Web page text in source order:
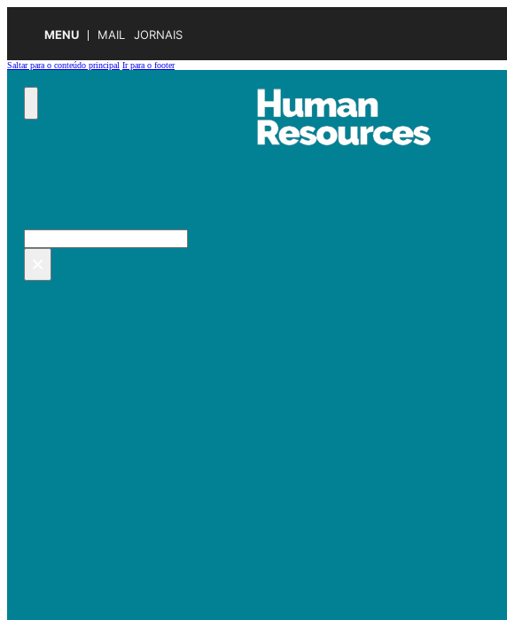
MENU MAIL JORNAIS
Saltar para o conteúdo principal Ir para o footer
Pesquisar